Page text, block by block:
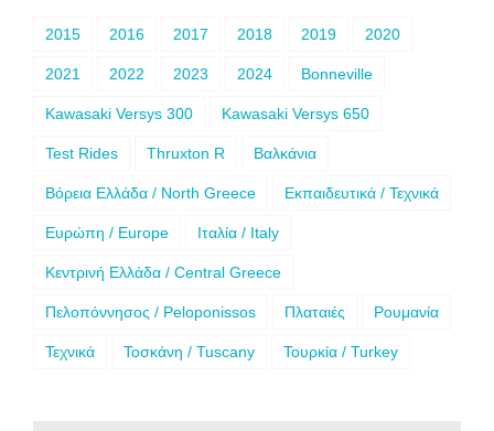
2015 2016 2017 2018 2019 2020
2021 2022 2023 2024 Bonneville
Kawasaki Versys 300 Kawasaki Versys 650
Test Rides Thruxton R Βαλκάνια
Βόρεια Ελλάδα / North Greece Εκπαιδευτικά / Τεχνικά
Ευρώπη / Europe Ιταλία / Italy
Κεντρινή Ελλάδα / Central Greece
Πελοπόννησος / Peloponissos Πλαταιές Ρουμανία
Τεχνικά Τοσκάνη / Tuscany Τουρκία / Turkey